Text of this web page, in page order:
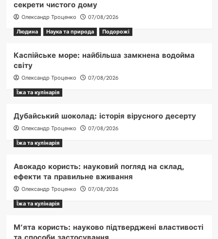
секрети чистого дому
Олександр Троценко
07/08/2026
Людина
Наука та природа Подорожі
Каспійське море: найбільша замкнена водойма
світу
Олександр Троценко
07/08/2026
Їжа та кулінарія
Дубайський шоколад: історія вірусного десерту
Олександр Троценко
07/08/2026
Їжа та кулінарія
Авокадо користь: науковий погляд на склад,
ефекти та правильне вживання
Олександр Троценко
07/08/2026
Їжа та кулінарія
М’ята користь: науково підтверджені властивості